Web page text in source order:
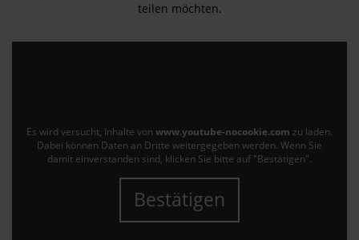
teilen möchten.
Es wird versucht, Inhalte von www.youtube-nocookie.com zu laden.
Dabei können Daten an Dritte weitergegeben werden. Wenn Sie
damit einverstanden sind, klicken Sie bitte auf "Bestätigen".
Bestätigen